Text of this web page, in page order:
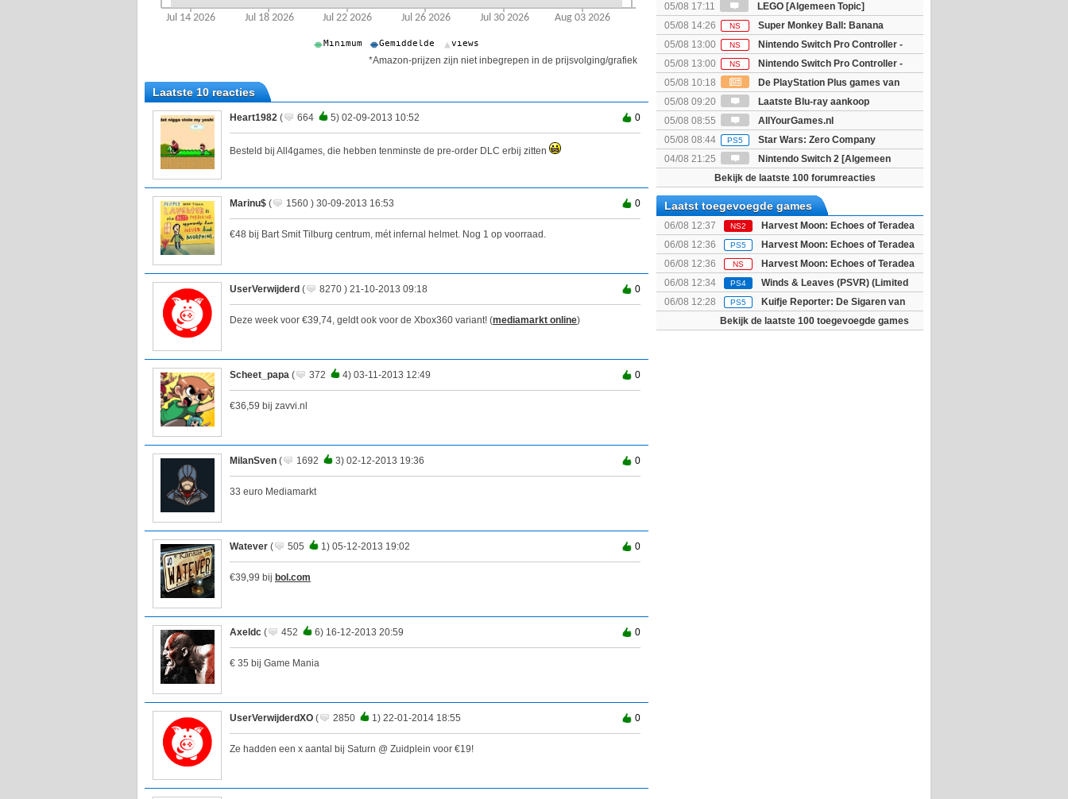
*Amazon-prijzen zijn niet inbegrepen in de prijsvolging/grafiek
Laatste 10 reacties
Heart1982 ( 664 5) 02-09-2013 10:52 0
Besteld bij All4games, die hebben tenminste de pre-order DLC erbij zitten
Marinu$ ( 1560 ) 30-09-2013 16:53 0
€48 bij Bart Smit Tilburg centrum, mét infernal helmet. Nog 1 op voorraad.
UserVerwijderd ( 8270 ) 21-10-2013 09:18 0
Deze week voor €39,74, geldt ook voor de Xbox360 variant! (mediamarkt online)
Scheet_papa ( 372 4) 03-11-2013 12:49 0
€36,59 bij zavvi.nl
MilanSven ( 1692 3) 02-12-2013 19:36 0
33 euro Mediamarkt
Watever ( 505 1) 05-12-2013 19:02 0
€39,99 bij bol.com
Axeldc ( 452 6) 16-12-2013 20:59 0
€ 35 bij Game Mania
UserVerwijderdXO ( 2850 1) 22-01-2014 18:55 0
Ze hadden een x aantal bij Saturn @ Zuidplein voor €19!
05/08 17:11
LEGO [Algemeen Topic]
05/08 14:26
NS
Super Monkey Ball: Banana
Rumble
05/08 13:00 NS
Nintendo Switch Pro Controller -
Splatoon 3 Edition
05/08 13:00 NS
Nintendo Switch Pro Controller -
Monster Hunter Rise Sunbreak Edition
05/08 10:18
De PlayStation Plus games van
augustus zijn bekend
05/08 09:20
Laatste Blu-ray aankoop
05/08 08:55
AllYourGames.nl
05/08 08:44
PS5
Star Wars: Zero Company
04/08 21:25
Nintendo Switch 2 [Algemeen
Bekijk de laatste 100 forumreacties
Laatst toegevoegde games
06/08 12:37 NS2
Harvest Moon: Echoes of Teradea
06/08 12:36
PS5
Harvest Moon: Echoes of Teradea
06/08 12:36
NS
Harvest Moon: Echoes of Teradea
06/08 12:34
PS4
Winds & Leaves (PSVR) (Limited
Run)
06/08 12:28 PS5
Kuifje Reporter: De Sigaren van
Bekijk de laatste 100 toegevoegde games